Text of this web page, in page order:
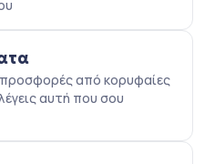
προσφορές από κορυφαίες
αυτή που σου